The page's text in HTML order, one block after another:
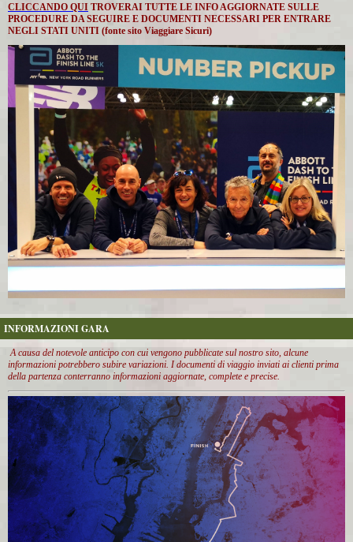
CLICCANDO QUI TROVERAI TUTTE LE INFO AGGIORNATE SULLE
PROCEDURE DA SEGUIRE E DOCUMENTI NECESSARI PER ENTRARE
NEGLI STATI UNITI (fonte sito Viaggiare Sicuri)
INFORMAZIONI GARA
A causa del notevole anticipo con cui vengono pubblicate sul nostro sito, alcune
informazioni potrebbero subire variazioni. I documenti di viaggio inviati ai clienti prima
della partenza conterranno informazioni aggiornate, complete e precise.